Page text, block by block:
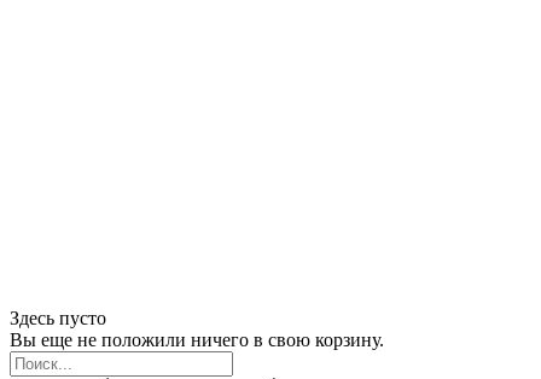
Здесь пусто
Вы еще не положили ничего в свою корзину.